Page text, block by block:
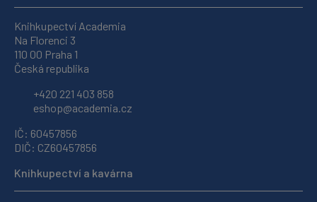
Knihkupectví Academia
Na Florenci 3
110 00 Praha 1
Česká republika
+420 221 403 858
eshop@academia.cz
IČ: 60457856
DIČ: CZ60457856
Knihkupectví a kavárna